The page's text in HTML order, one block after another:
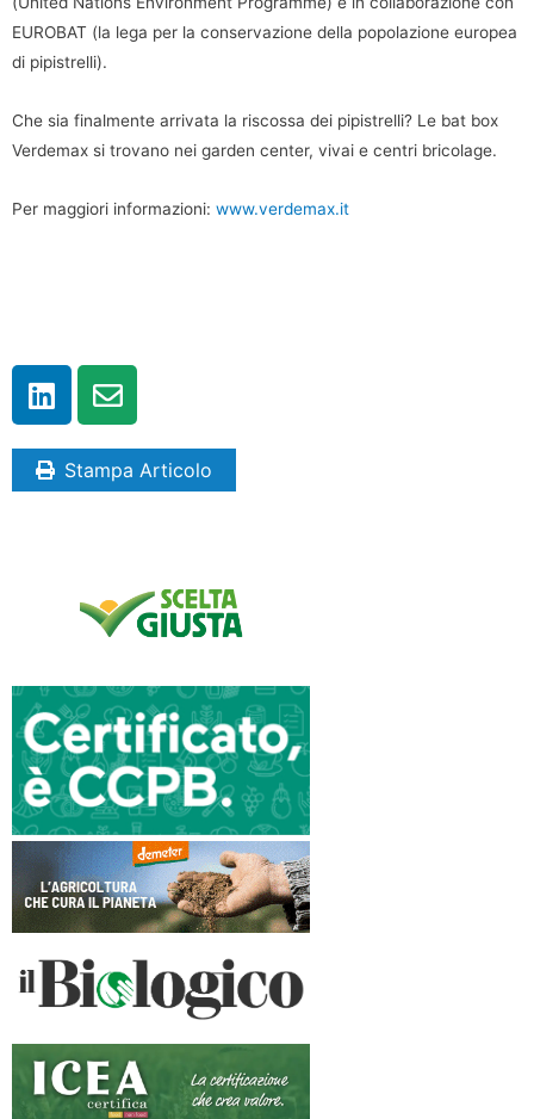
EUROBAT (la lega per la conservazione della popolazione europea
di pipistrelli).
Che sia finalmente arrivata la riscossa dei pipistrelli? Le bat box
Verdemax si trovano nei garden center, vivai e centri bricolage.
Per maggiori informazioni: www.verdemax.it
Stampa Articolo